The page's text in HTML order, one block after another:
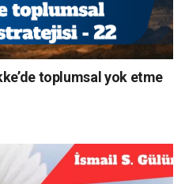
toplumsal yok etme